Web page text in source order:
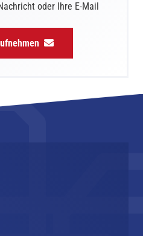
oder Ihre E-Mail